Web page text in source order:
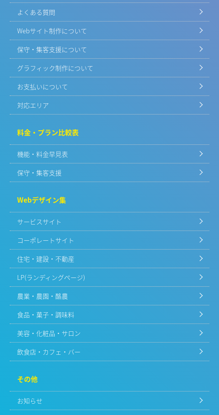
よくある質問
Webサイト制作について
保守・集客支援について
グラフィック制作について
お支払いについて
対応エリア
料金・プラン比較表
機能・料金早見表
保守・集客支援
Webデザイン集
サービスサイト
コーポレートサイト
住宅・建設・不動産
LP(ランディングページ)
農業・農園・酪農
食品・菓子・調味料
美容・化粧品・サロン
飲食店・カフェ・バー
その他
お知らせ